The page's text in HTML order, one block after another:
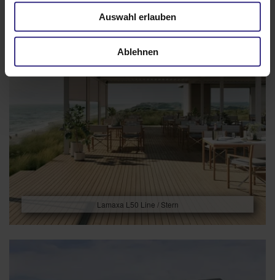
Auswahl erlauben
Ablehnen
Lamaxa L50 Line / Stern